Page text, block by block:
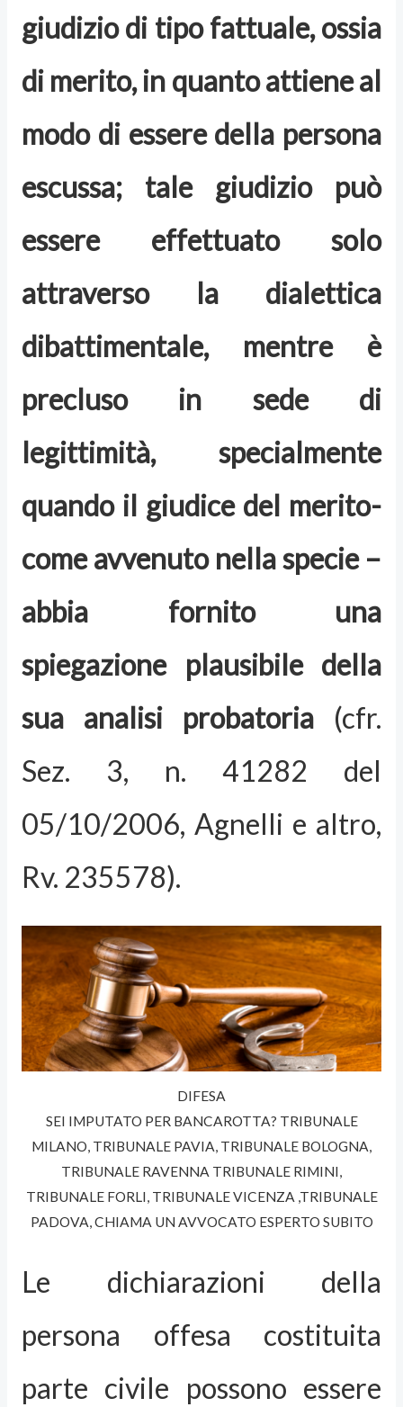
giudizio di tipo fattuale, ossia
di merito, in quanto attiene al
modo di essere della persona
escussa; tale giudizio può
essere effettuato solo
attraverso la dialettica
dibattimentale, mentre è
precluso in sede di
legittimità, specialmente
quando il giudice del merito-
come avvenuto nella specie –
abbia fornito una
spiegazione plausibile della
sua analisi probatoria (cfr.
Sez. 3, n. 41282 del
05/10/2006, Agnelli e altro,
Rv. 235578).
DIFESA
SEI IMPUTATO PER BANCAROTTA? TRIBUNALE
MILANO, TRIBUNALE PAVIA, TRIBUNALE BOLOGNA,
TRIBUNALE RAVENNA TRIBUNALE RIMINI,
TRIBUNALE FORLI, TRIBUNALE VICENZA ,TRIBUNALE
PADOVA, CHIAMA UN AVVOCATO ESPERTO SUBITO
Le dichiarazioni della
persona offesa costituita
parte civile possono essere